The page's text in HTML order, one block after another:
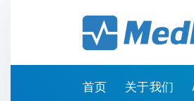
首页 关于我们